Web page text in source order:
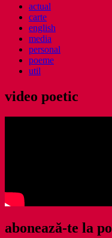
actual
carte
english
media
personal
poeme
util
video poetic
abonează-te la